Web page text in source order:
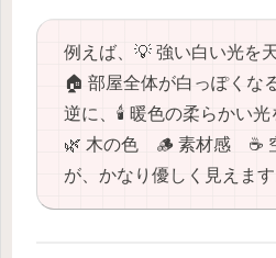
例えば、💡 強い白い光を
🏠 部屋全体が白っぽくなる
逆に、🕯️ 暖色の柔らかい光
🌿 木の色 🪵 素材感 ☕️
が、かなり優しく見えます